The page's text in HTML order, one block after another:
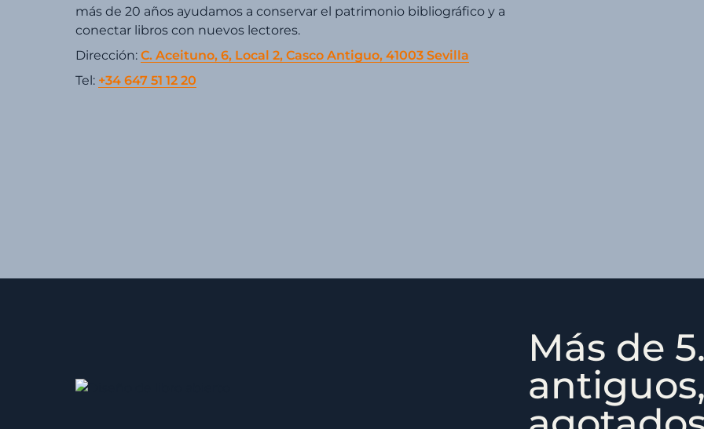
más de 20 años ayudamos a conservar el patrimonio bibliográfico y a
conectar libros con nuevos lectores.
Dirección: C. Aceituno, 6, Local 2, Casco Antiguo, 41003 Sevilla
Tel: +34 647 51 12 20
Más de